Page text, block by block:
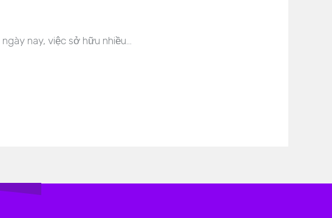
nay, việc sở hữu nhiều…